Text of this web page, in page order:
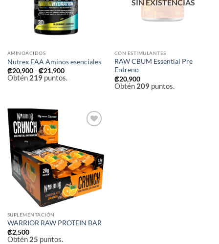
AMINOÁCIDOS
Nutrex EAA Aminos esenciales
₡20,900 - ₡21,900Rango
de
precios:
Obtén 219puntos.
SIN EXISTENCIAS
CON ESTIMULANTES
RAW CBUM Essential Pre
Entreno
₡20,900
Obtén 209puntos.
deseos
SUPLEMENTACIÓN
WARRIOR RAW PROTEIN BAR
₡2,500
Obtén 25 puntos.